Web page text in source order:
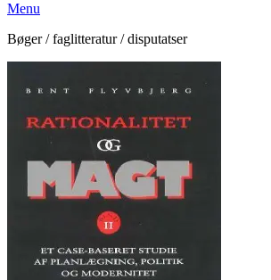
Menu
Bøger / faglitteratur / disputatser